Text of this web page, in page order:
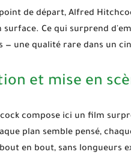
de départ, Alfred
surface. Ce qui surprend
— une qualité rare dans un
et mise en
compose ici un film
plan semble pensé,
en bout, sans longueurs